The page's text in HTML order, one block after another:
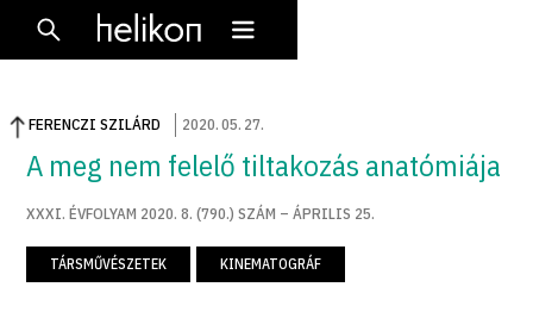
FERENCZI SZILÁRD 2020.05. 27.
A meg nem felelő tiltakozás anatómiája
XXXI. ÉVFOLYAM 2020. 8. (790.) SZÁM – ÁPRILIS 25.
TÁRSMŰVÉSZETEK KINEMATOGRÁF